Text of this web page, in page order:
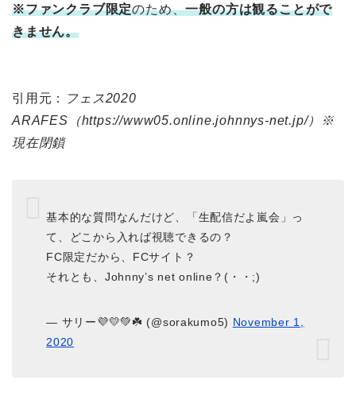
※ファンクラブ限定のため、一般の方は観ることがで
きません。
引用元：
フェス2020
ARAFES（https://www05.online.johnnys-net.jp/）※
現在閉鎖
基本的な質問なんだけど、「生配信だよ嵐会」っ
て、どこから入れば視聴できるの？
FC限定だから、FCサイト？
それとも、Johnny’s net online？(・・;)
— サリー💜💛💚☘️ (@sorakumo5) November 1,
2020